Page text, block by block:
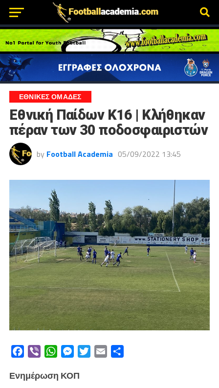
ΕΘΝΙΚΕΣ ΟΜΑΔΕΣ
Εθνική Παίδων Κ16 | Κλήθηκαν
πέραν των 30 ποδοσφαιριστών
by Football Academia 05/09/2022 13:45
Facebook
Viber WhatsAppMessengerTwitterEmail
Ενημέρωση ΚΟΠ